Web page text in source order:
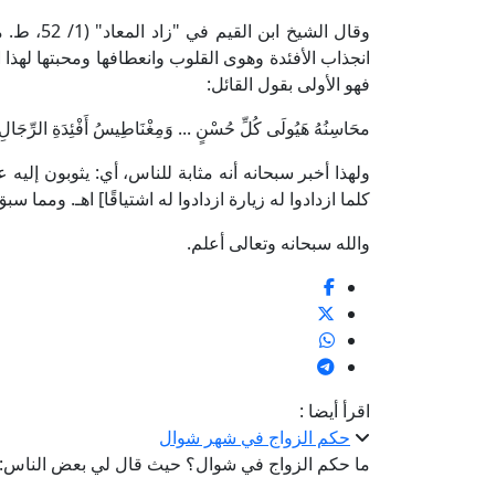
وقال
انجذاب الأفئدة وهوى القلوب وانعطافها ومحبتها
فهو الأولى بقول القائل:
محَاسِنُهُ هَيُولَى كُلِّ حُسْنٍ ... وَمِغْنَاطِيسُ أَفْئِدَةِ الرِّجَالِ
ولهذا أخبر سبحانه أنه مثابة للناس، أي: يثوبون
كلما ازدادوا له زيارة ازدادوا له اشتياقًا] اهـ.
والله سبحانه وتعالى أعلم.
اقرأ أيضا :
حكم الزواج في شهر شوال
ما حكم الزواج في شوال؟ حيث قال لي بعض